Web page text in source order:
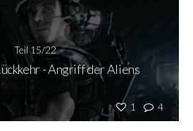
1 4
Teil 15/22
- Angriff der Aliens